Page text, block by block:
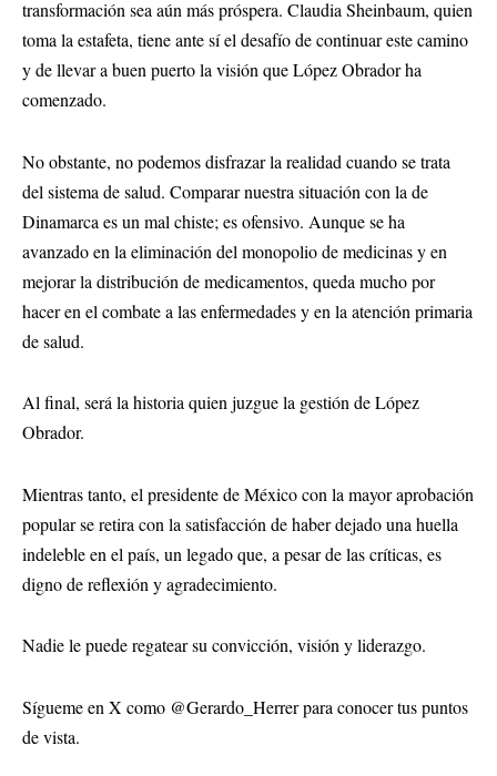
transformación sea aún más próspera. ClaudiaSheinbaum, quien
toma la estafeta, tiene ante sí el desafío de continuar este camino
y de llevar a buen puerto la visión que López Obrador ha
comenzado.
No obstante, no podemos disfrazar la realidad cuando se trata
del sistema de salud. Comparar nuestra situación con la de
Dinamarca es un mal chiste; es ofensivo. Aunque se ha
avanzado en la eliminación del monopolio de medicinas y en
mejorar la distribución de medicamentos, queda mucho por
hacer en el combate a las enfermedades y en la atención primaria
de salud.
Al final, será la historia quien juzgue la gestión de López
Obrador.
Mientras tanto, el presidente de México con la mayor aprobación
popularse retira con la satisfacción de haber dejado una huella
indeleble en el país, un legado que, a pesar de las críticas, es
digno de reflexión y agradecimiento.
Nadie le puede regatear su convicción, visión y liderazgo.
Sígueme en X como @Gerardo_Herrerpara conocer tus puntos
de vista.